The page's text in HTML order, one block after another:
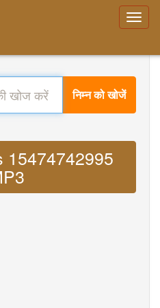
निम्न को खोजें
15474742995